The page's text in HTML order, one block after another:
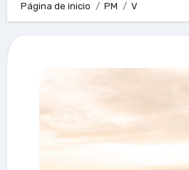
Página de inicio PM V